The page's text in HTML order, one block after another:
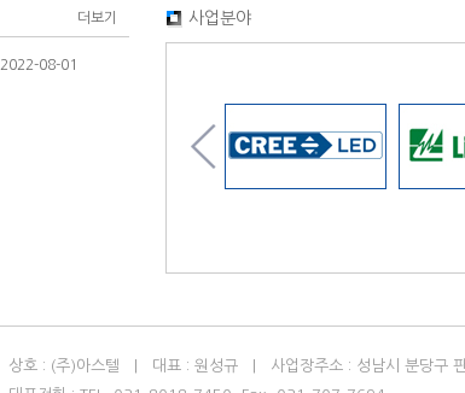
더보기
2022-08-01
사업분야
상호 : (주)아스텔 | 대표 : 원성규 | 사업장주소 : 성남시 분당구